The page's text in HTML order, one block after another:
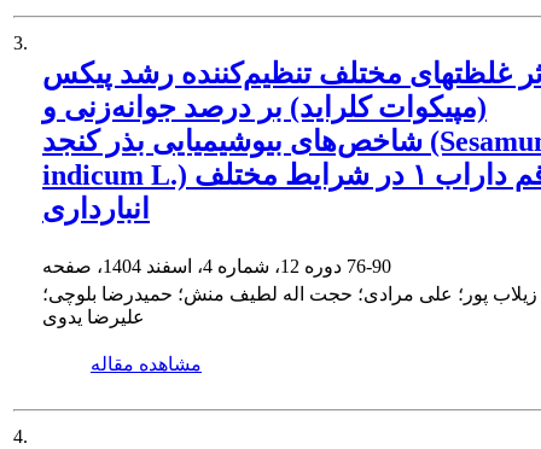
3.
غلظتهای مختلف تنظیم‌کننده رشد پیکس
(مپیکوات کلراید) بر درصد جوانه‌زنی و
شاخص‌های بیوشیمیایی بذر کنجد (Sesamum
indicum L.) رقم داراب ۱ در شرایط مختلف
انبارداری
76-90
زیلاب پور؛ علی مرادی؛ حجت اله لطیف منش؛ حمیدرضا بلوچی؛
علیرضا یدوی
مشاهده مقاله
4.